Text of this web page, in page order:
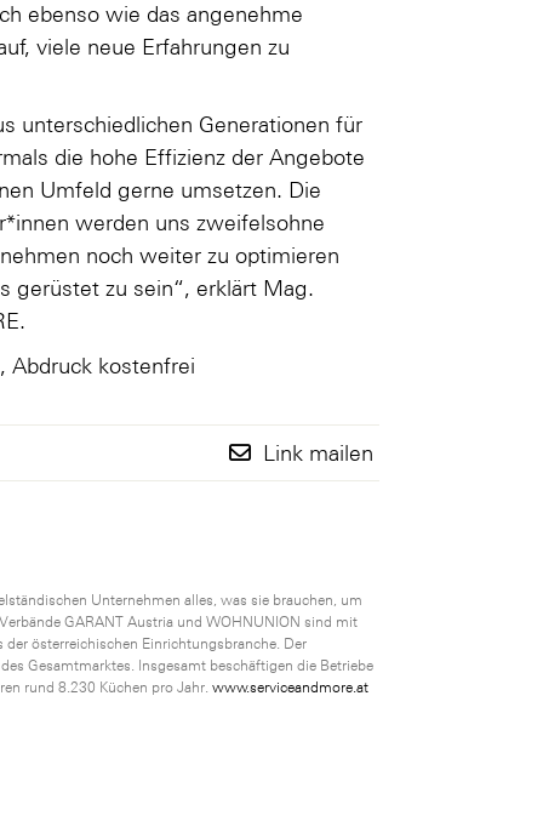
ebenso wie das angenehme
viele neue Erfahrungen zu
unterschiedlichen Generationen für
die hohe Effizienz der Angebote
Umfeld gerne umsetzen. Die
werden uns zweifelsohne
noch weiter zu optimieren
gerüstet zu sein“, erklärt Mag.
Abdruck kostenfrei
Link mailen
Unternehmen alles, was sie brauchen, um
GARANT Austria und WOHNUNION sind mit
österreichischen Einrichtungsbranche. Der
Gesamtmarktes. Insgesamt beschäftigen die Betriebe
rund 8.230 Küchen pro Jahr.www.serviceandmore.at